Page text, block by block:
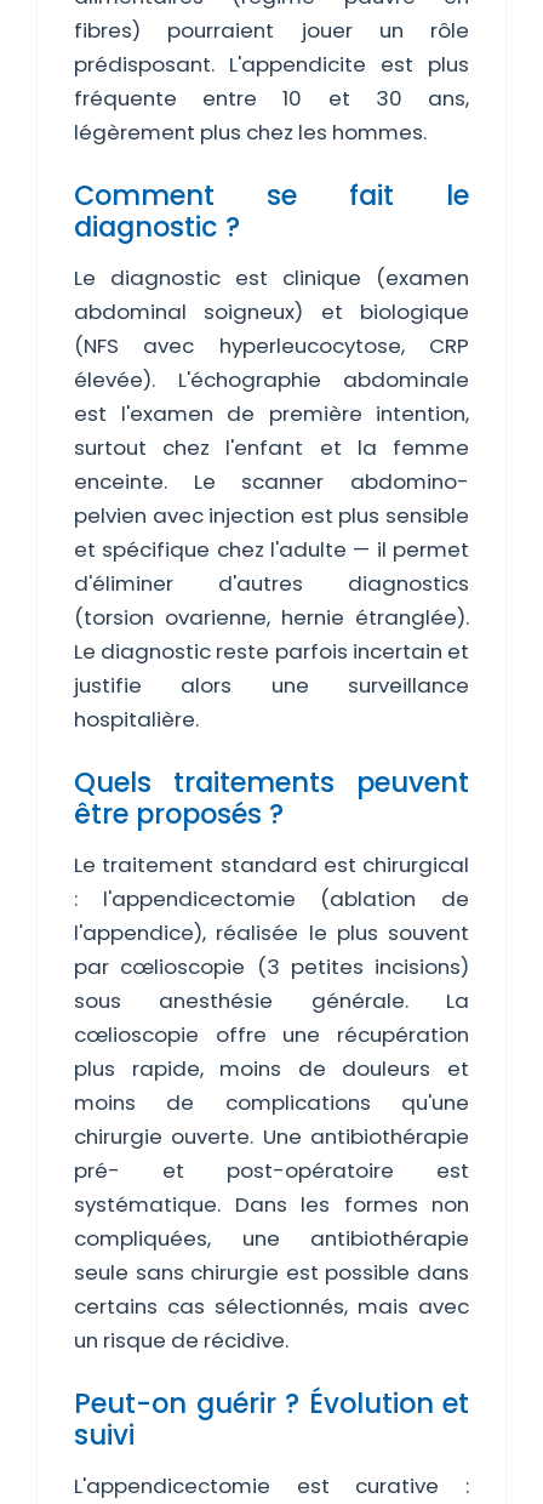
fibres) pourraient jouer un rôle
prédisposant. L'appendicite est plus
fréquente entre 10 et 30 ans,
légèrement plus chez les hommes.
Comment se fait le
diagnostic ?
Le diagnostic est clinique (examen
abdominal soigneux) et biologique
(NFS avec hyperleucocytose, CRP
élevée). L'échographie abdominale
est l'examen de première intention,
surtout chez l'enfant et la femme
enceinte. Le scanner abdomino-
pelvien avec injection est plus sensible
et spécifique chez l'adulte — il permet
d'éliminer d'autres diagnostics
(torsion ovarienne, hernie étranglée).
Le diagnostic reste parfois incertain et
justifie alors une surveillance
hospitalière.
Quels traitements peuvent
être proposés ?
Le traitement standard est chirurgical
: l'appendicectomie (ablation de
l'appendice), réalisée le plus souvent
par cœlioscopie (3 petites incisions)
sous anesthésie générale. La
cœlioscopie offre une récupération
plus rapide, moins de douleurs et
moins de complications qu'une
chirurgie ouverte. Une antibiothérapie
pré- et post-opératoire est
systématique. Dans les formes non
compliquées, une antibiothérapie
seule sans chirurgie est possible dans
certains cas sélectionnés, mais avec
un risque de récidive.
Peut-on guérir ? Évolution et
suivi
L'appendicectomie est curative :